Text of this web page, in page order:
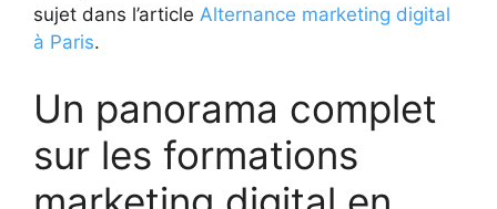
sujet dans l’article Alternance marketing digital
à Paris.
Un panorama complet
sur les formations